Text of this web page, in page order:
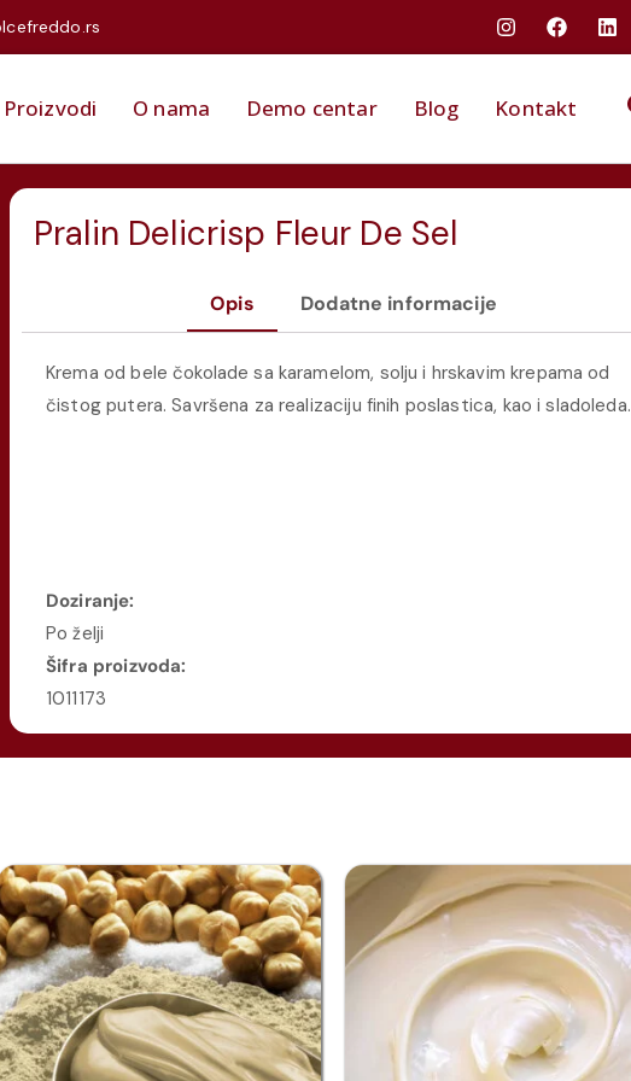
Proizvodi O nama Demo centar Blog Kontakt
Pralin Delicrisp Fleur De Sel
Opis Dodatne informacije
Krema od bele čokolade sa karamelom, solju i hrskavim krepama od
čistog putera. Savršena za realizaciju finih poslastica, kao i sladoleda.
Doziranje:
Po želji
Šifra proizvoda:
1011173